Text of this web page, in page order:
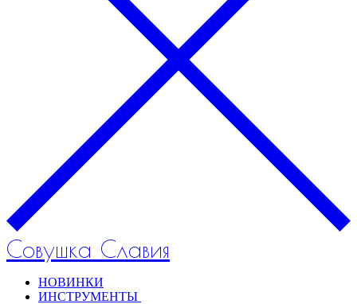
Совушка Славия
НОВИНКИ
ИНСТРУМЕНТЫ